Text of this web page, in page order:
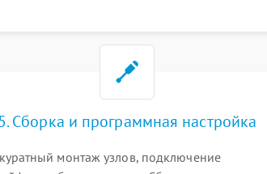
Сборка и программная настройка
монтаж узлов, подключение